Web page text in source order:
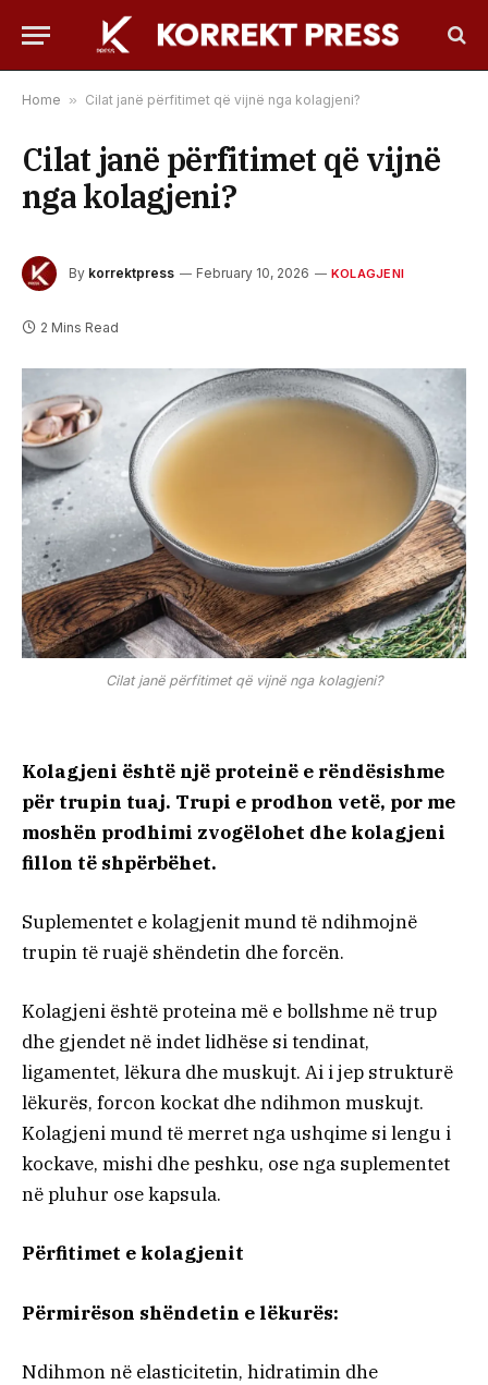
Home » Cilat janë përfitimet që vijnë nga kolagjeni?
Cilat janë përfitimet që vijnë
nga kolagjeni?
By korrektpress February 10, 2026 KOLAGJENI
2 Mins Read
Cilat janë përfitimet që vijnë nga kolagjeni?
Kolagjeni është një proteinë e rëndësishme
për trupin tuaj. Trupi e prodhon vetë, por me
moshën prodhimi zvogëlohet dhe kolagjeni
fillon të shpërbëhet.
Suplementet e kolagjenit mund të ndihmojnë
trupin të ruajë shëndetin dhe forcën.
Kolagjeni është proteina më e bollshme në trup
dhe gjendet në indet lidhëse si tendinat,
ligamentet, lëkura dhe muskujt. Ai i jep strukturë
lëkurës, forcon kockat dhe ndihmon muskujt.
Kolagjeni mund të merret nga ushqime si lengu i
kockave, mishi dhe peshku, ose nga suplementet
në pluhur ose kapsula.
Përfitimet e kolagjenit
Përmirëson shëndetin e lëkurës:
Ndihmon në elasticitetin, hidratimin dhe